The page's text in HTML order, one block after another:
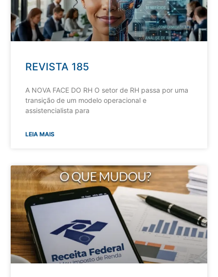
REVISTA 185
A NOVA FACE DO RH O setor de RH passa por uma
transição de um modelo operacional e
assistencialista para
LEIA MAIS